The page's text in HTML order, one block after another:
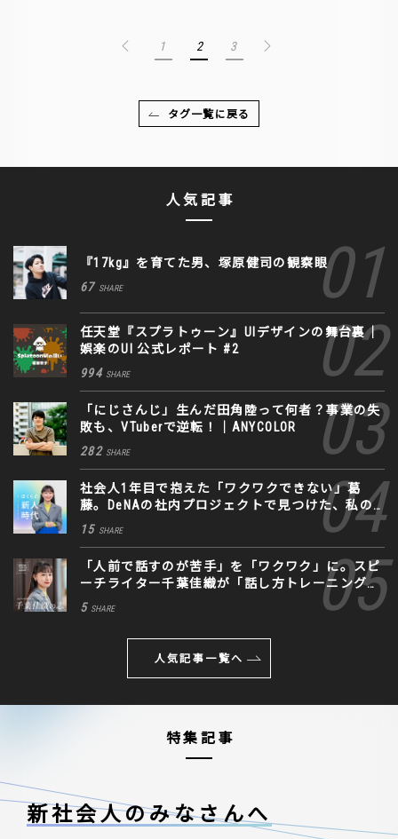
1 2 3
タグ一覧に戻る
人気記事
『17kg』を育てた男、塚原健司の観察眼
67 SHARE
任天堂『スプラトゥーン』UIデザインの舞台裏｜
娯楽のUI 公式レポート #2
994 SHARE
「にじさんじ」生んだ田角陸って何者？事業の失
敗も、VTuberで逆転！｜ANYCOLOR
282 SHARE
社会人1年目で抱えた「ワクワクできない」葛
藤。DeNAの社内プロジェクトで見つけた、私の
生きる道
15 SHARE
「人前で話すのが苦手」を「ワクワク」に。スピ
ーチライター千葉佳織が「話し方トレーニング」
に込めた思い
5 SHARE
人気記事一覧へ
特集記事
新社会人のみなさんへ